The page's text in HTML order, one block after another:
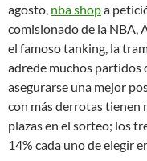
agosto, nba shopa
comisionado de la NBA,
el famoso tanking, la
adrede muchos partidos
asegurarse una mejor
con más derrotas tienen
plazas en el sorteo; los
14% cada uno de elegir